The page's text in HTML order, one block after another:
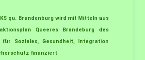
qu. Brandenburg wird mit Mitteln aus
Queeres Brandeburg des
für Soziales, Gesundheit, Integration
finanziert